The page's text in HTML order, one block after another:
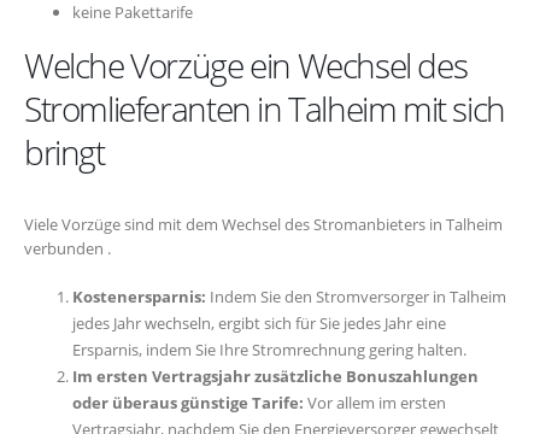
keine Pakettarife
Welche Vorzüge ein Wechsel des
Stromlieferanten in Talheim mit sich
bringt
Viele Vorzüge sind mit dem Wechsel des Stromanbieters in Talheim
verbunden .
Kostenersparnis: Indem Sie den Stromversorger in Talheim
jedes Jahr wechseln, ergibt sich für Sie jedes Jahr eine
Ersparnis, indem Sie Ihre Stromrechnung gering halten.
Im ersten Vertragsjahr zusätzliche Bonuszahlungen
oder überaus günstige Tarife: Vor allem im ersten
Vertragsjahr, nachdem Sie den Energieversorger gewechselt